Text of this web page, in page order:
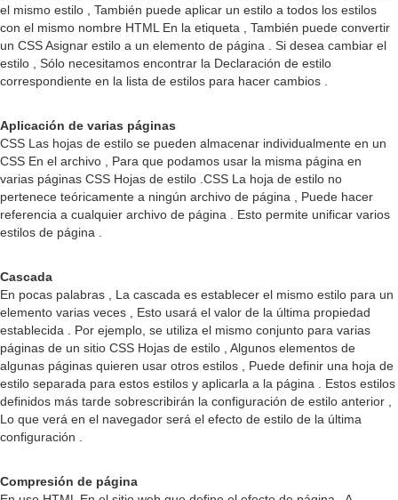
el mismo estilo , También puede aplicar un estilo a todos los estilos
con el mismo nombre HTML En la etiqueta , También puede convertir
un CSS Asignar estilo a un elemento de página . Si desea cambiar el
estilo , Sólo necesitamos encontrar la Declaración de estilo
correspondiente en la lista de estilos para hacer cambios .
Aplicación de varias páginas
CSS Las hojas de estilo se pueden almacenar individualmente en un
CSS En el archivo , Para que podamos usar la misma página en
varias páginas CSS Hojas de estilo .CSS La hoja de estilo no
pertenece teóricamente a ningún archivo de página , Puede hacer
referencia a cualquier archivo de página . Esto permite unificar varios
estilos de página .
Cascada
En pocas palabras , La cascada es establecer el mismo estilo para un
elemento varias veces , Esto usará el valor de la última propiedad
establecida . Por ejemplo, se utiliza el mismo conjunto para varias
páginas de un sitio CSS Hojas de estilo , Algunos elementos de
algunas páginas quieren usar otros estilos , Puede definir una hoja de
estilo separada para estos estilos y aplicarla a la página . Estos estilos
definidos más tarde sobrescribirán la configuración de estilo anterior ,
Lo que verá en el navegador será el efecto de estilo de la última
configuración .
Compresión de página